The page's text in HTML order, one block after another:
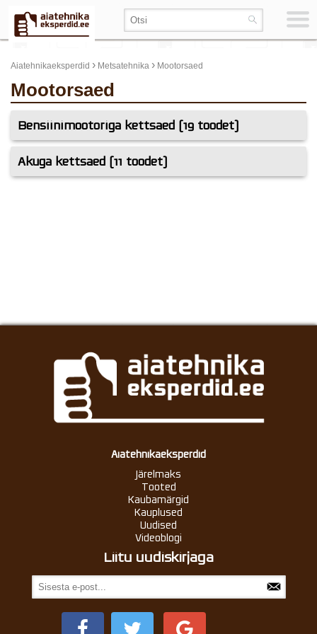
Aiatehnikaeksperdid › Metsatehnika › Mootorsaed
Mootorsaed
Bensiinimootoriga kettsaed (19 toodet)
Akuga kettsaed (11 toodet)
Aiatehnikaeksperdid
Järelmaks
Tooted
Kaubamärgid
Kauplused
Uudised
Videoblogi
Liitu uudiskirjaga